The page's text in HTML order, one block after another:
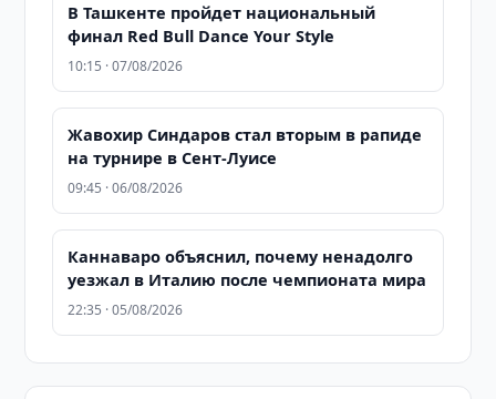
В Ташкенте пройдет национальный
финал Red Bull Dance Your Style
10:15 · 07/08/2026
Жавохир Синдаров стал вторым в рапиде
на турнире в Сент-Луисе
09:45 · 06/08/2026
Каннаваро объяснил, почему ненадолго
уезжал в Италию после чемпионата мира
22:35 · 05/08/2026